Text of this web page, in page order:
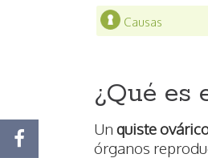
Causas
¿Qué es
Un quiste
órganos